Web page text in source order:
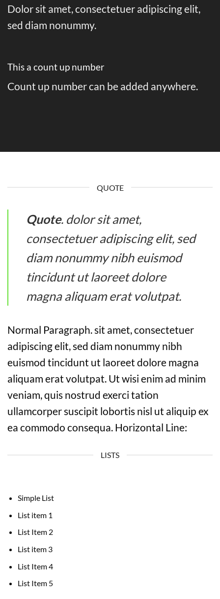
Dolor sit amet, consectetuer adipiscing elit,
sed diam nonummy.
This a count up number
Count up number can be added anywhere.
QUOTE
Quote. dolor sit amet,
consectetuer adipiscing elit, sed
diam nonummy nibh euismod
tincidunt ut laoreet dolore
magna aliquam erat volutpat.
Normal Paragraph. sit amet, consectetuer
adipiscing elit, sed diam nonummy nibh
euismod tincidunt ut laoreet dolore magna
aliquam erat volutpat. Ut wisi enim ad minim
veniam, quis nostrud exerci tation
ullamcorper suscipit lobortis nisl ut aliquip ex
ea commodo consequa. Horizontal Line:
LISTS
Simple List
List item 1
List Item 2
List item 3
List Item 4
List Item 5